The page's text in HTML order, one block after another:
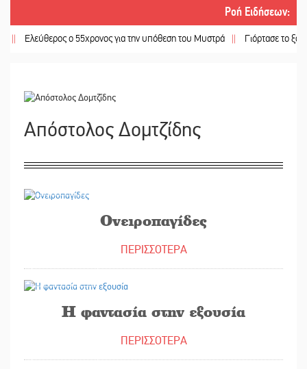
Ροή Ειδήσεων:
ο 55χρονος για την υπόθεση του Μυστρά || Γιόρτασε το ξωκκλήσι
Απόστολος Δομτζίδης
Ονειροπαγίδες
ΠΕΡΙΣΣΟΤΕΡΑ
Η φαντασία στην εξουσία
ΠΕΡΙΣΣΟΤΕΡΑ